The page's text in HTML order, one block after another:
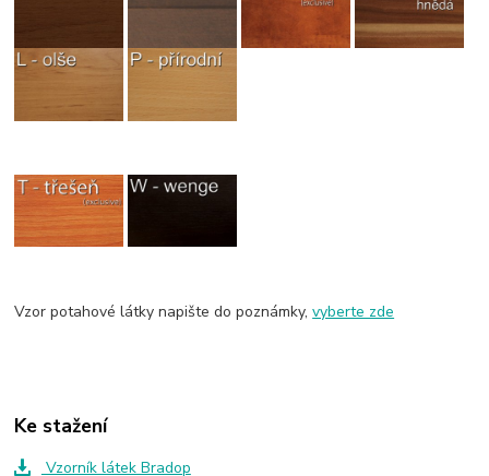
Vzor potahové látky napište do poznámky,vyberte zde
Ke stažení
Vzorník látek Bradop